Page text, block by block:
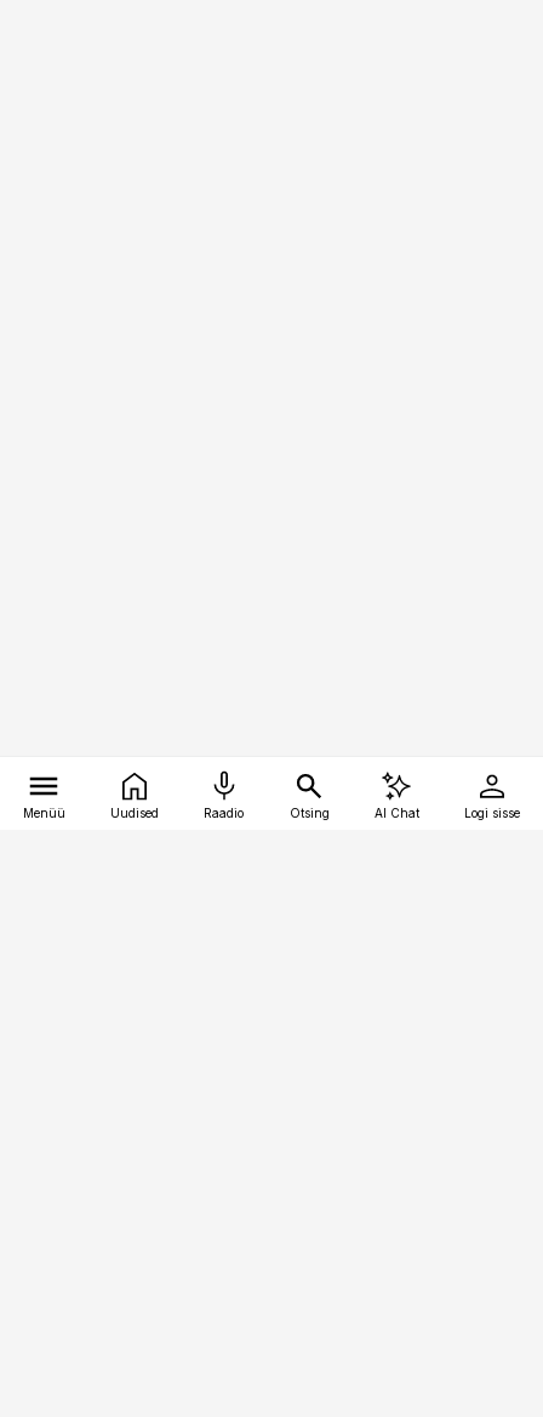
Menüü Uudised Raadio Otsing AI Chat Logi sisse